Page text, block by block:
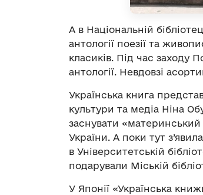
А в Національній
антології поезії та
класиків. Під час заходу
антології. Невдовзі
Українська книга
культури та медіа Ніна
заснувати «материнський
України. А поки тут
в Університетській
подарували Міській
У Японії «Українська